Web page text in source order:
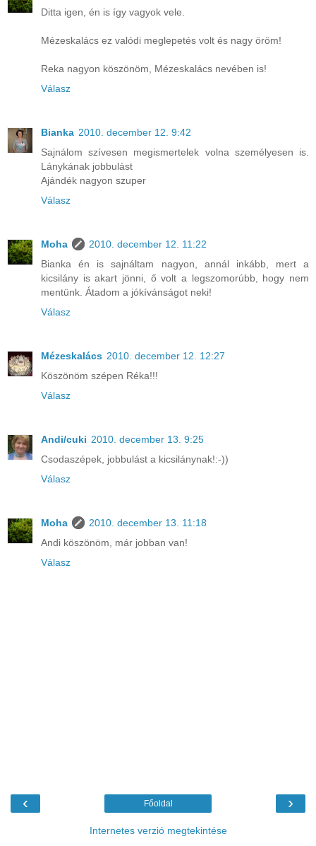
Ditta igen, én is így vagyok vele.
Mézeskalács ez valódi meglepetés volt és nagy öröm!
Reka nagyon köszönöm, Mézeskalács nevében is!
Válasz
Bianka 2010. december 12. 9:42
Sajnálom szívesen megismertelek volna személyesen is.
Lánykának jobbulást
Ajándék nagyon szuper
Válasz
Moha
2010. december 12. 11:22
Bianka én is sajnáltam nagyon, annál inkább, mert a
kicsilány is akart jönni, ő volt a legszomorúbb, hogy nem
mentünk. Átadom a jókívánságot neki!
Válasz
Mézeskalács 2010. december 12. 12:27
Köszönöm szépen Réka!!!
Válasz
Andi/cuki 2010. december 13. 9:25
Csodaszépek, jobbulást a kicsilánynak!:-))
Válasz
Moha
2010. december 13. 11:18
Andi köszönöm, már jobban van!
Válasz
‹ ›
Főoldal
Internetes verzió megtekintése